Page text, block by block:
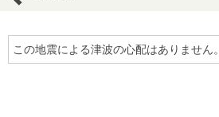
この地震による津波の心配はありません。